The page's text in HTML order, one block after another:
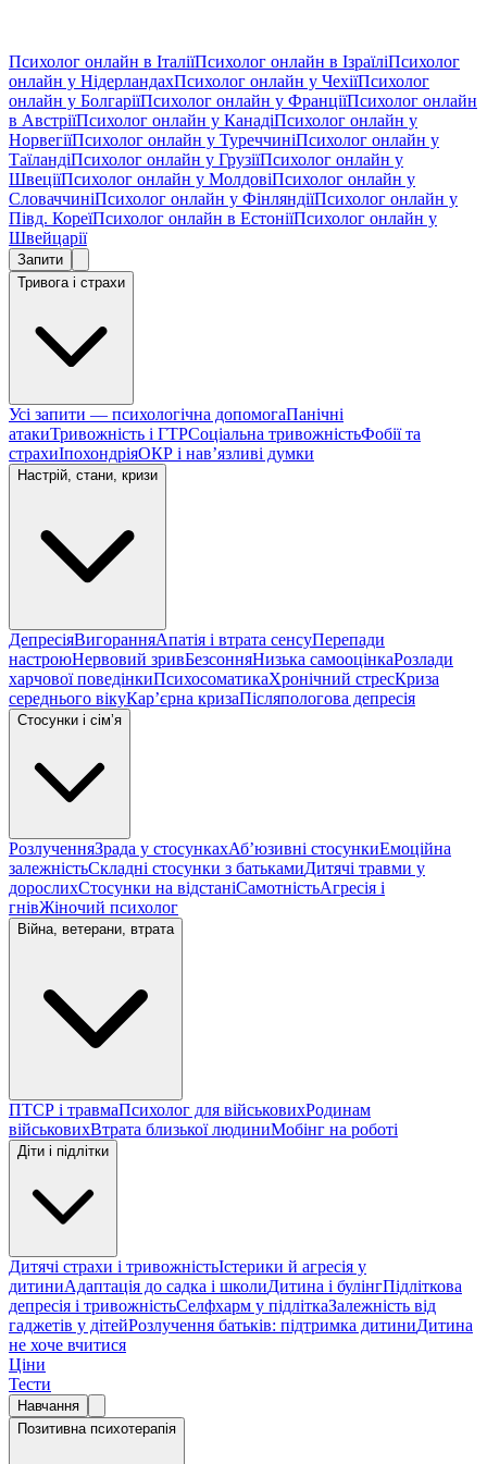
Психолог онлайн в ІталіїПсихолог онлайн в ІзраїліПсихолог
онлайн у НідерландахПсихолог онлайн у ЧехіїПсихолог
онлайн у БолгаріїПсихолог онлайн у ФранціїПсихолог онлайн
в АвстріїПсихолог онлайн у КанадіПсихолог онлайн у
НорвегіїПсихолог онлайн у ТуреччиніПсихолог онлайн у
ТаїландіПсихолог онлайн у ГрузіїПсихолог онлайн у
ШвеціїПсихолог онлайн у МолдовіПсихолог онлайн у
СловаччиніПсихолог онлайн у ФінляндіїПсихолог онлайн у
Півд. КореїПсихолог онлайн в ЕстоніїПсихолог онлайн у
Швейцарії
Запити
Тривога і страхи
Усі запити — психологічна допомогаПанічні
атакиТривожність і ГТРСоціальна тривожністьФобії та
страхиІпохондріяОКР і навʼязливі думки
Настрій, стани, кризи
ДепресіяВигоранняАпатія і втрата сенсуПерепади
настроюНервовий зривБезсонняНизька самооцінкаРозлади
харчової поведінкиПсихосоматикаХронічний стресКриза
середнього вікуКарʼєрна кризаПісляпологова депресія
Стосунки і сімʼя
РозлученняЗрада у стосункахАбʼюзивні стосункиЕмоційна
залежністьСкладні стосунки з батькамиДитячі травми у
дорослихСтосунки на відстаніСамотністьАгресія і
гнівЖіночий психолог
Війна, ветерани, втрата
ПТСР і травмаПсихолог для військовихРодинам
військовихВтрата близької людиниМобінг на роботі
Діти і підлітки
Дитячі страхи і тривожністьІстерики й агресія у
дитиниАдаптація до садка і школиДитина і булінгПідліткова
депресія і тривожністьСелфхарм у підліткаЗалежність від
гаджетів у дітейРозлучення батьків: підтримка дитиниДитина
не хоче вчитися
Ціни
Тести
Навчання
Позитивна психотерапія